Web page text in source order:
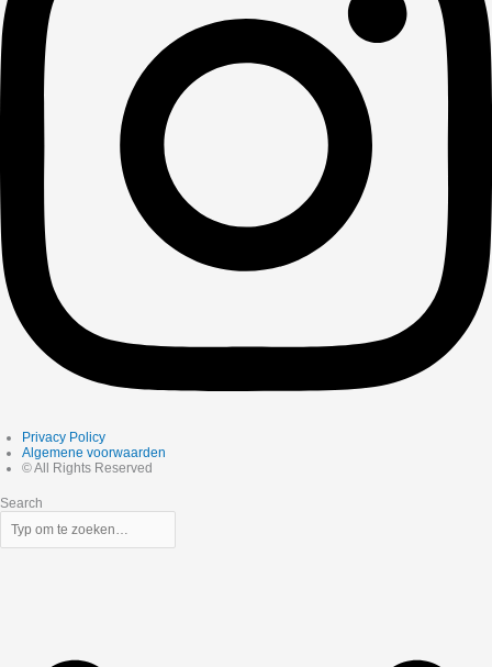
Privacy Policy
Algemene voorwaarden
© All Rights Reserved
Search